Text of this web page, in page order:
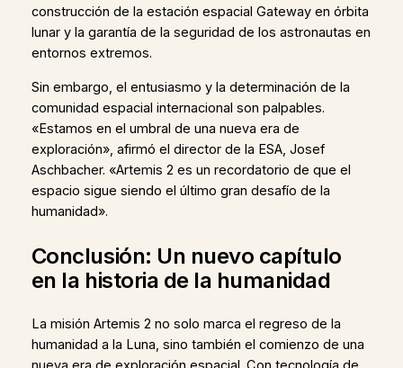
construcción de la estación espacial Gateway en órbita
lunar y la garantía de la seguridad de los astronautas en
entornos extremos.
Sin embargo, el entusiasmo y la determinación de la
comunidad espacial internacional son palpables.
«Estamos en el umbral de una nueva era de
exploración», afirmó el director de la ESA, Josef
Aschbacher. «Artemis 2 es un recordatorio de que el
espacio sigue siendo el último gran desafío de la
humanidad».
Conclusión: Un nuevo capítulo
en la historia de la humanidad
La misión Artemis 2 no solo marca el regreso de la
humanidad a la Luna, sino también el comienzo de una